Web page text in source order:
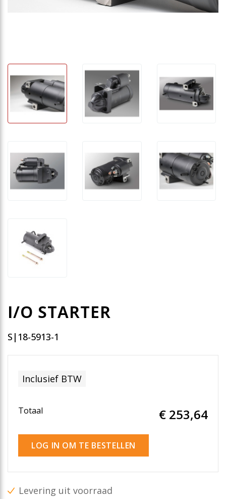
I/O STARTER
S|18-5913-1
Inclusief BTW
Totaal € 253,64
LOG IN OM TE BESTELLEN
Levering uit voorraad